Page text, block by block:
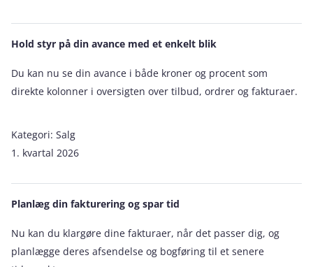
Hold styr på din avance med et enkelt blik
Du kan nu se din avance i både kroner og procent som
direkte kolonner i oversigten over tilbud, ordrer og fakturaer.
Kategori: Salg
1. kvartal 2026
Planlæg din fakturering og spar tid
Nu kan du klargøre dine fakturaer, når det passer dig, og
planlægge deres afsendelse og bogføring til et senere